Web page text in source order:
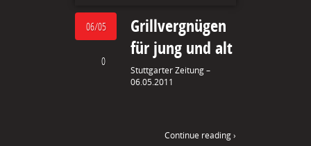
06/05
0
Grillvergnügen
für jung und alt
Stuttgarter Zeitung –
06.05.2011
Continue reading ›